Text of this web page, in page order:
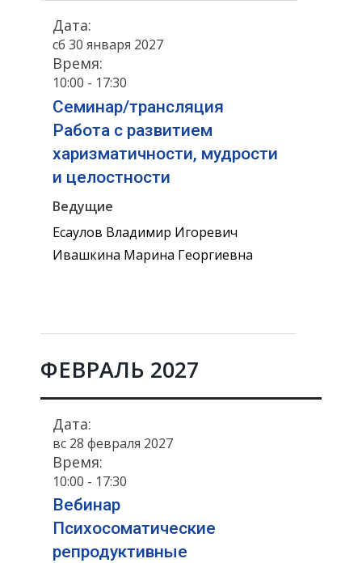
Дата:
сб 30 января 2027
Время:
10:00 - 17:30
Семинар/трансляция
Работа с развитием
харизматичности, мудрости
и целостности
Ведущие
Есаулов Владимир Игоревич
Ивашкина Марина Георгиевна
ФЕВРАЛЬ 2027
Дата:
вс 28 февраля 2027
Время:
10:00 - 17:30
Вебинар
Психосоматические
репродуктивные